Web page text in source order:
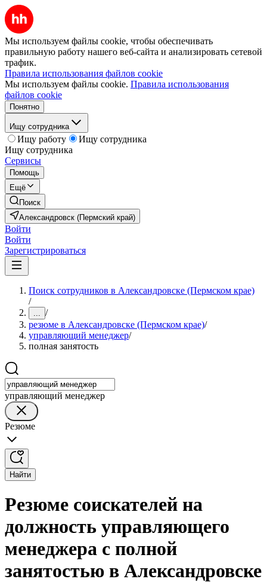
Мы используем файлы cookie, чтобы обеспечивать
правильную работу нашего веб-сайта и анализировать сетевой
трафик.
Правила использования файлов cookie
Мы используем файлы cookie. Правила использования
файлов cookie
Понятно
Ищу сотрудника
Ищу работу
Ищу сотрудника
Ищу сотрудника
Сервисы
Помощь
Ещё
Поиск
Александровск (Пермский край)
Войти
Войти
Зарегистрироваться
Поиск сотрудников в Александровске (Пермском крае)
/
... /
резюме в Александровске (Пермском крае)/
управляющий менеджер/
полная занятость
управляющий менеджер
Резюме
Найти
Резюме соискателей на
должность управляющего
менеджера с полной
занятостью в Александровске